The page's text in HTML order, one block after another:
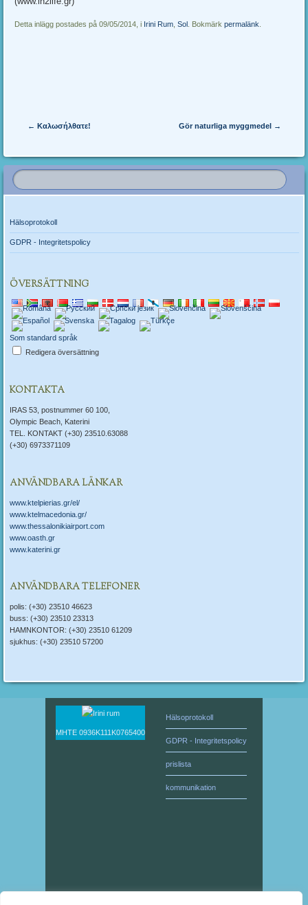
Detta inlägg postades på 09/05/2014, i Irini Rum ,Sol . Bokmärkpermalänk
post navigering
← Καλωσήλθατε! Gör naturliga myggmedel →
Hälsoprotokoll
GDPR - Integritetspolicy
ÖVERSÄTTNING
Som standard språk
Redigera översättning
KONTAKTA
IRAS 53, postnummer 60 100,
Olympic Beach, Katerini
TEL. KONTAKT (+30) 23510.63088
(+30) 6973371109
ANVÄNDBARA LÄNKAR
www.ktelpierias.gr/el/
www.ktelmacedonia.gr/
www.thessalonikiairport.com
www.oasth.gr
www.katerini.gr
ANVÄNDBARA TELEFONER
polis: (+30) 23510 46623
buss: (+30) 23510 23313
HAMNKONTOR: (+30) 23510 61209
sjukhus: (+30) 23510 57200
ΜΗΤΕ 0936Κ111Κ0765400
Hälsoprotokoll
GDPR - Integritetspolicy
prislista
kommunikation